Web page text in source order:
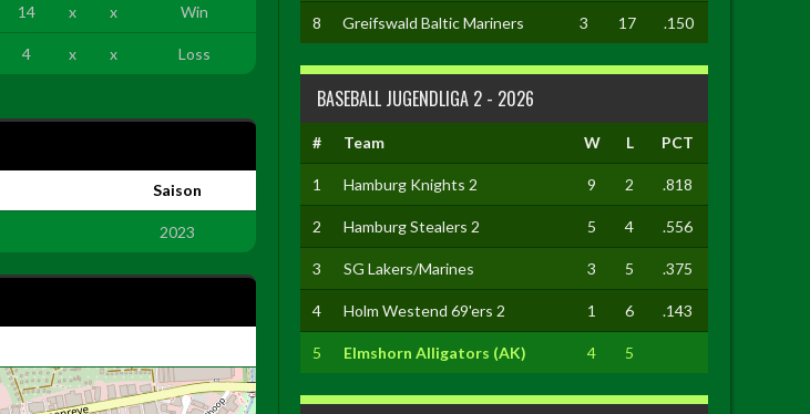
14 x x Win
4 x x Loss
Saison
2023
8 Greifswald Baltic Mariners 3 17 .150
BASEBALL JUGENDLIGA 2 - 2026
# Team W L PCT
1 Hamburg Knights 2 9 2 .818
2 Hamburg Stealers 2 5 4 .556
3 SG Lakers/Marines 3 5 .375
4 Holm Westend 69'ers 2 1 6 .143
5 Elmshorn Alligators (AK) 4 5